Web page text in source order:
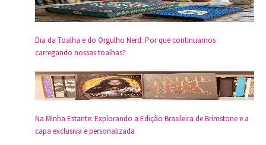
Dia da Toalha e do Orgulho Nerd: Por que continuamos
carregando nossas toalhas?
Na Minha Estante: Explorando a Edição Brasileira de Brimstone e a
capa exclusiva e personalizada